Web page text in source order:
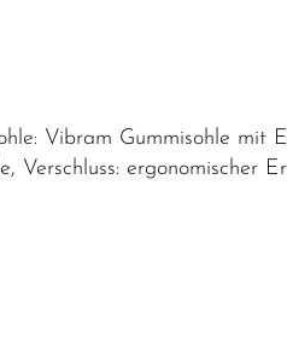
Vibram Gummisohle mit
ergonomischer